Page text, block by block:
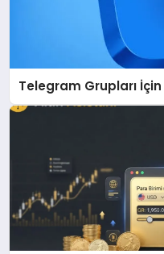
Telegram Grupları İçin